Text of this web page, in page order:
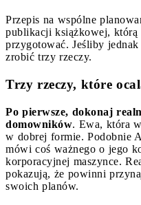
Przepis na wspólne
publikacji książkowej, którą
przygotować. Jeśliby
zrobić trzy rzeczy.
Trzy rzeczy, które
Po pierwsze, dokonaj
domowników. Ewa, która
w dobrej formie. Podobnie
mówi coś ważnego o jego
korporacyjnej maszynce.
pokazują, że powinni
swoich planów.